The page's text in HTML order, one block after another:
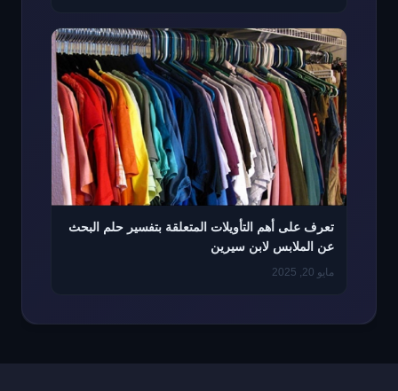
تعرف على أهم التأويلات المتعلقة بتفسير حلم البحث
عن الملابس لابن سيرين
مايو 20, 2025